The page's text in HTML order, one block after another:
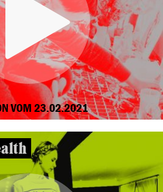
VOM 23.02.2021